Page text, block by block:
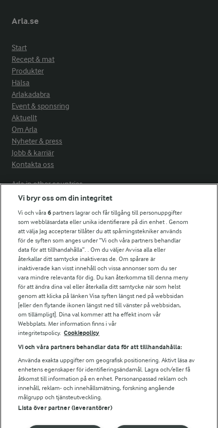
Arla.se
Start
Recept & mat
Produkter
Hälsa
Arlakadabra
Event & sponsring
Aktuellt
Om Arla
Nyheter & press
Jobb & karriär
Kontakta oss
Arla in other countries
Fler Arlasajter
För ägare
Arlas kundportal
Arla.com
Falbygdens Ost
Arla webbshop
Bildbank
Följ oss
Vi bryr oss om din integritet
Vi och våra6 partners lagrar och får tillgång till personuppgifter
som webbläsardata eller unika identifierare på din enhet . Genom
att välja Jag accepterar tillåter du att spårningstekniker används
för de syften som anges under ”Vi och våra partners behandlar
data för att tillhandahålla”. . Om du väljer Avvisa alla eller
återkallar ditt samtycke inaktiveras de. Om spårare är
inaktiverade kan visst innehåll och vissa annonser som du ser
vara mindre relevanta för dig. Du kan återkomma till denna meny
för att ändra dina val eller återkalla ditt samtycke när som helst
genom att klicka på länken Visa syften längst ned på webbsidan
[eller den flytande ikonen längst ned till vänster på webbsidan,
om tillämpligt]. Dina val kommer att ha effekt inom vår
Webbplats. Mer information finns i vår
integritetspolicy. Cookiepolicy
Vi och våra partners behandlar data för att tillhandahålla:
Använda exakta uppgifter om geografisk positionering. Aktivt läsa av
enhetens egenskaper för identifieringsändamål. Lagra och/eller få
åtkomst till information på en enhet. Personanpassad reklam och
innehåll, reklam- och innehållsmätning, forskning angående
målgrupp och tjänsteutveckling.
Lista över partner (leverantörer)